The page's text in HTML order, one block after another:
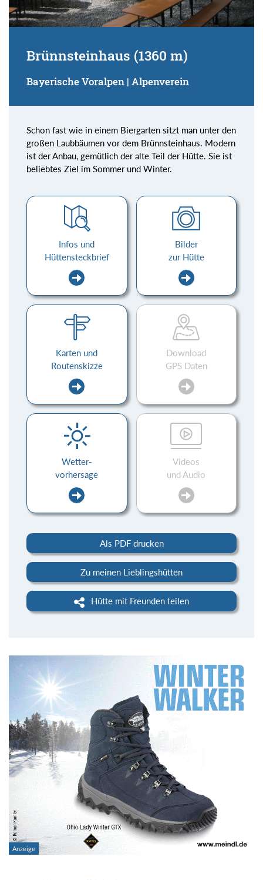
Brünnsteinhaus (1360 m)
Bayerische Voralpen | Alpenverein
Schon fast wie in einem Biergarten sitzt man unter den
großen Laubbäumen vor dem Brünnsteinhaus. Modern
ist der Anbau, gemütlich der alte Teil der Hütte. Sie ist
beliebtes Ziel im Sommer und Winter.
Infos und
Hüttensteckbrief
Bilder
zur Hütte
Karten und
Routenskizze
Download
GPS Daten
Wetter-
vorhersage
Videos
und Audio
Als PDF drucken
Zu meinen Lieblingshütten
Hütte mit Freunden teilen